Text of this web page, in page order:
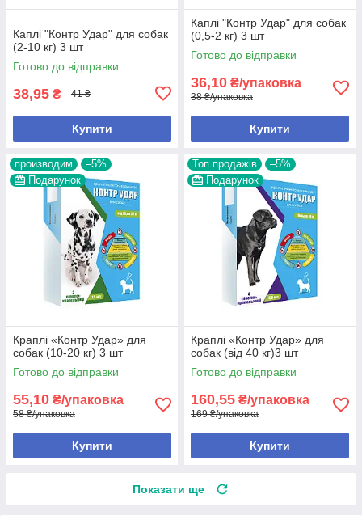
Каплі "Контр Удар" для собак
(2-10 кг) 3 шт
Готово до відправки
38,95 ₴ 41 ₴
Купити
Каплі "Контр Удар" для собак
(0,5-2 кг) 3 шт
Готово до відправки
36,10 ₴/упаковка
38 ₴/упаковка
Купити
производим
–5%
Подарунок
Краплі «Контр Удар» для
собак (10-20 кг) 3 шт
Готово до відправки
55,10 ₴/упаковка
58 ₴/упаковка
Купити
Топ продажів
–5%
Подарунок
Краплі «Контр Удар» для
собак (від 40 кг)3 шт
Готово до відправки
160,55 ₴/упаковка
169 ₴/упаковка
Купити
Показати ще